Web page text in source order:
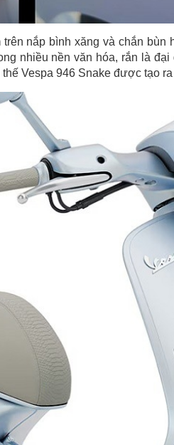
nắp bình xăng và chắn bùn
nhiều nền văn hóa, rắn là
Vespa 946 Snake được tạo